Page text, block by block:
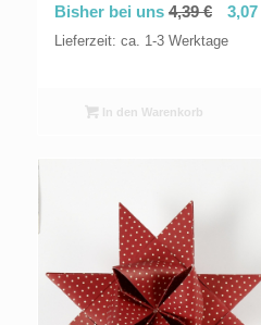
Bisher bei uns 4,39€ 3,07
Lieferzeit: ca. 1-3 Werktage
In den Warenkorb